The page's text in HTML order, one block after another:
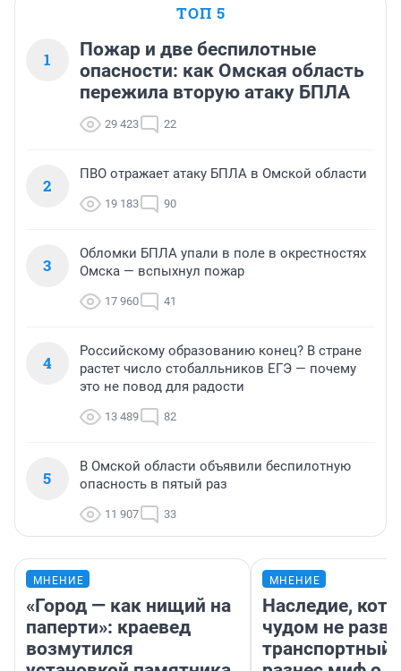
ТОП 5
1
Пожар и две беспилотные
опасности: как Омская область
пережила вторую атаку БПЛА
29 423 22
2
ПВО отражает атаку БПЛА в Омской области
19 183 90
3
Обломки БПЛА упали в поле в окрестностях
Омска — вспыхнул пожар
17 960 41
4
Российскому образованию конец? В стране
растет число стобалльников ЕГЭ — почему
это не повод для радости
13 489 82
5
В Омской области объявили беспилотную
опасность в пятый раз
11 907 33
МНЕНИЕ
«Город — как нищий на
паперти»: краевед
возмутился
МНЕНИЕ
Наследие,
чудом не
транспортный